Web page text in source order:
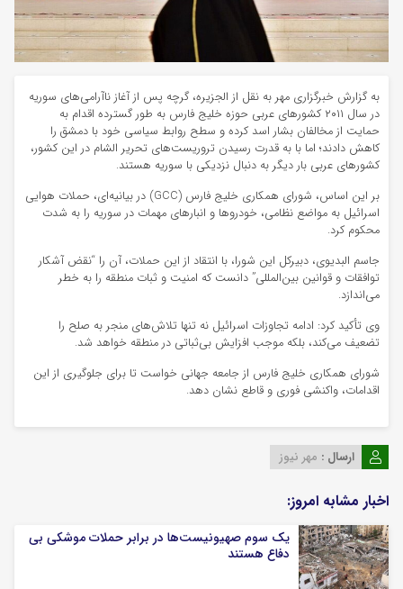
به گزارش خبرگزاری مهر به نقل از الجزیره، گرچه پس از آغاز ناآرامی‌های سوریه
در سال ۲۰۱۱ کشورهای عربی حوزه خلیج فارس به طور گسترده اقدام به
حمایت از مخالفان بشار اسد کرده و سطح روابط سیاسی خود با دمشق را
کاهش دادند؛ اما با به قدرت رسیدن تروریست‌های تحریر الشام در این کشور،
کشورهای عربی بار دیگر به دنبال نزدیکی با سوریه هستند.
بر این اساس، شورای همکاری خلیج فارس (GCC) در بیانیه‌ای، حملات هوایی
اسرائیل به مواضع نظامی، خودروها و انبارهای مهمات در سوریه را به شدت
محکوم کرد.
جاسم البدیوی، دبیرکل این شورا، با انتقاد از این حملات، آن را “نقض آشکار
توافقات و قوانین بین‌المللی” دانست که امنیت و ثبات منطقه را به خطر
می‌اندازد.
وی تأکید کرد: ادامه تجاوزات اسرائیل نه تنها تلاش‌های منجر به صلح را
تضعیف می‌کند، بلکه موجب افزایش بی‌ثباتی در منطقه خواهد شد.
شورای همکاری خلیج فارس از جامعه جهانی خواست تا برای جلوگیری از این
اقدامات، واکنشی فوری و قاطع نشان دهد.
ارسال : مهر نیوز
اخبار مشابه امروز:
یک‌ سوم صهیونیست‌ها در برابر حملات موشکی بی
دفاع هستند